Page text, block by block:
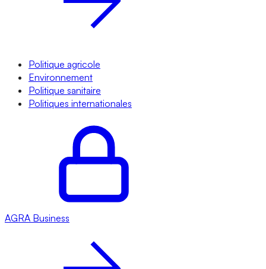
Politique agricole
Environnement
Politique sanitaire
Politiques internationales
AGRA Business